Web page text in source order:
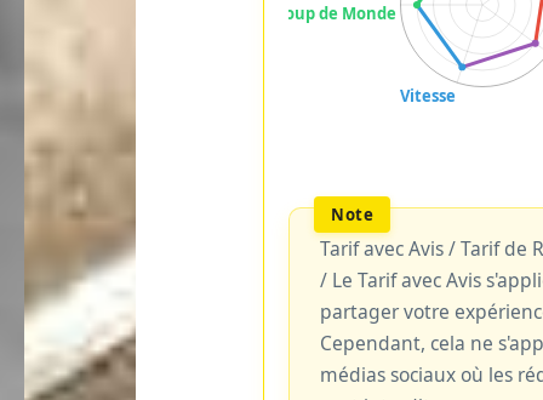
Tarif avec Avis / Tarif de
/ Le Tarif avec Avis
partager votre
Cependant, cela ne
médias sociaux où les